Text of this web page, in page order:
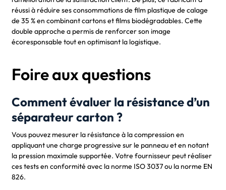
réussi à réduire ses consommations de film plastique de calage
de 35 % en combinant cartons et films biodégradables. Cette
double approche a permis de renforcer son image
écoresponsable tout en optimisant la logistique.
Foire aux questions
Comment évaluer la résistance d’un
séparateur carton ?
Vous pouvez mesurer la résistance à la compression en
appliquant une charge progressive sur le panneau et en notant
la pression maximale supportée. Votre fournisseur peut réaliser
ces tests en conformité avec la norme ISO 3037 ou la norme EN
826.